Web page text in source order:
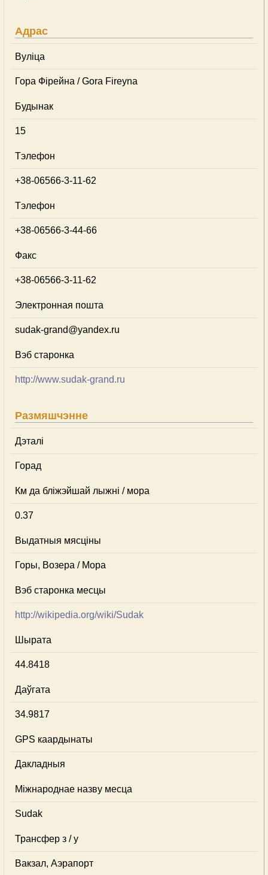
Адрас
Вуліца
Гора Фірейна / Gora Fireyna
Будынак
15
Тэлефон
+38-06566-3-11-62
Тэлефон
+38-06566-3-44-66
Факс
+38-06566-3-11-62
Электронная пошта
sudak-grand@yandex.ru
Вэб старонка
http://www.sudak-grand.ru
Размяшчэнне
Дэталі
Горад
Км да бліжэйшай лыжні / мора
0.37
Выдатныя мясціны
Горы, Возера / Мора
Вэб старонка месцы
http://wikipedia.org/wiki/Sudak
Шырата
44.8418
Даўгата
34.9817
GPS каардынаты
Дакладныя
Міжнароднае назву месца
Sudak
Трансфер з / у
Вакзал, Аэрапорт